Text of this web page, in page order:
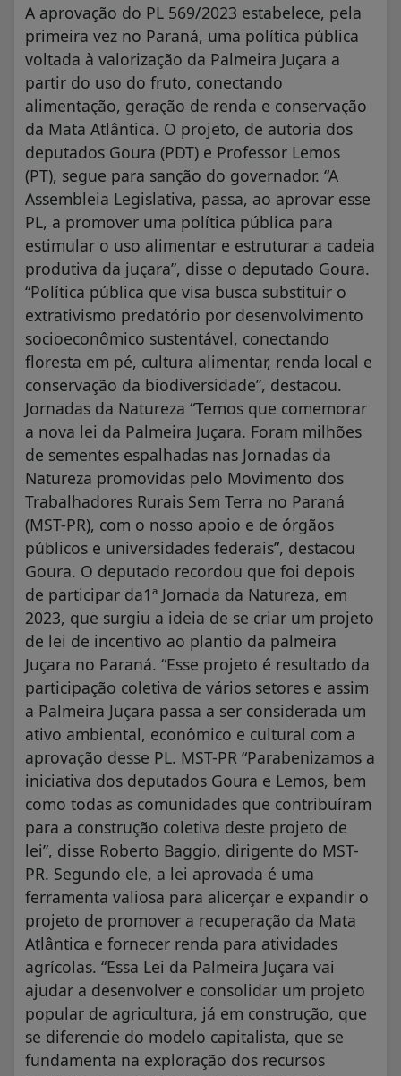
A aprovação do PL 569/2023 estabelece, pela
primeira vez no Paraná, uma política pública
voltada à valorização da Palmeira Juçara a
partir do uso do fruto, conectando
alimentação, geração de renda e conservação
da Mata Atlântica. O projeto, de autoria dos
deputados Goura (PDT) e Professor Lemos
(PT), segue para sanção do governador. “A
Assembleia Legislativa, passa, ao aprovar esse
PL, a promover uma política pública para
estimular o uso alimentar e estruturar a cadeia
produtiva da juçara”, disse o deputado Goura.
“Política pública que visa busca substituir o
extrativismo predatório por desenvolvimento
socioeconômico sustentável, conectando
floresta em pé, cultura alimentar, renda local e
conservação da biodiversidade”, destacou.
Jornadas da Natureza “Temos que comemorar
a nova lei da Palmeira Juçara. Foram milhões
de sementes espalhadas nas Jornadas da
Natureza promovidas pelo Movimento dos
Trabalhadores Rurais Sem Terra no Paraná
(MST-PR), com o nosso apoio e de órgãos
públicos e universidades federais”, destacou
Goura. O deputado recordou que foi depois
de participar da1ª Jornada da Natureza, em
2023, que surgiu a ideia de se criar um projeto
de lei de incentivo ao plantio da palmeira
Juçara no Paraná. “Esse projeto é resultado da
participação coletiva de vários setores e assim
a Palmeira Juçara passa a ser considerada um
ativo ambiental, econômico e cultural com a
aprovação desse PL. MST-PR “Parabenizamos a
iniciativa dos deputados Goura e Lemos, bem
como todas as comunidades que contribuíram
para a construção coletiva deste projeto de
lei”, disse Roberto Baggio, dirigente do MST-
PR. Segundo ele, a lei aprovada é uma
ferramenta valiosa para alicerçar e expandir o
projeto de promover a recuperação da Mata
Atlântica e fornecer renda para atividades
agrícolas. “Essa Lei da Palmeira Juçara vai
ajudar a desenvolver e consolidar um projeto
popular de agricultura, já em construção, que
se diferencie do modelo capitalista, que se
fundamenta na exploração dos recursos